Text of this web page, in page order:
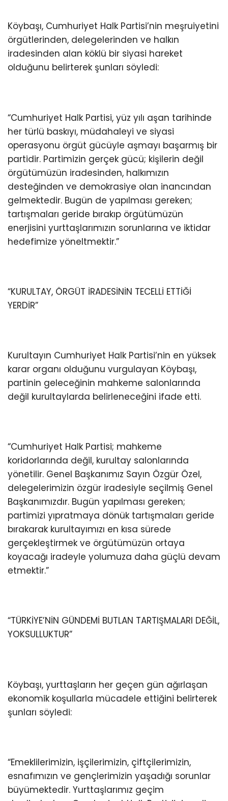
Köybaşı, Cumhuriyet Halk Partisi’nin meşruiyetini
örgütlerinden, delegelerinden ve halkın
iradesinden alan köklü bir siyasi hareket
olduğunu belirterek şunları söyledi:
“Cumhuriyet Halk Partisi, yüz yılı aşan tarihinde
her türlü baskıyı, müdahaleyi ve siyasi
operasyonu örgüt gücüyle aşmayı başarmış bir
partidir. Partimizin gerçek gücü; kişilerin değil
örgütümüzün iradesinden, halkımızın
desteğinden ve demokrasiye olan inancından
gelmektedir. Bugün de yapılması gereken;
tartışmaları geride bırakıp örgütümüzün
enerjisini yurttaşlarımızın sorunlarına ve iktidar
hedefimize yöneltmektir.”
“KURULTAY, ÖRGÜT İRADESİNİN TECELLİ ETTİĞİ
YERDİR”
Kurultayın Cumhuriyet Halk Partisi’nin en yüksek
karar organı olduğunu vurgulayan Köybaşı,
partinin geleceğinin mahkeme salonlarında
değil kurultaylarda belirleneceğini ifade etti.
“Cumhuriyet Halk Partisi; mahkeme
koridorlarında değil, kurultay salonlarında
yönetilir. Genel Başkanımız Sayın Özgür Özel,
delegelerimizin özgür iradesiyle seçilmiş Genel
Başkanımızdır. Bugün yapılması gereken;
partimizi yıpratmaya dönük tartışmaları geride
bırakarak kurultayımızı en kısa sürede
gerçekleştirmek ve örgütümüzün ortaya
koyacağı iradeyle yolumuza daha güçlü devam
etmektir.”
“TÜRKİYE’NİN GÜNDEMİ BUTLAN TARTIŞMALARI DEĞİL,
YOKSULLUKTUR”
Köybaşı, yurttaşların her geçen gün ağırlaşan
ekonomik koşullarla mücadele ettiğini belirterek
şunları söyledi:
“Emeklilerimizin, işçilerimizin, çiftçilerimizin,
esnafımızın ve gençlerimizin yaşadığı sorunlar
büyümektedir. Yurttaşlarımız geçim